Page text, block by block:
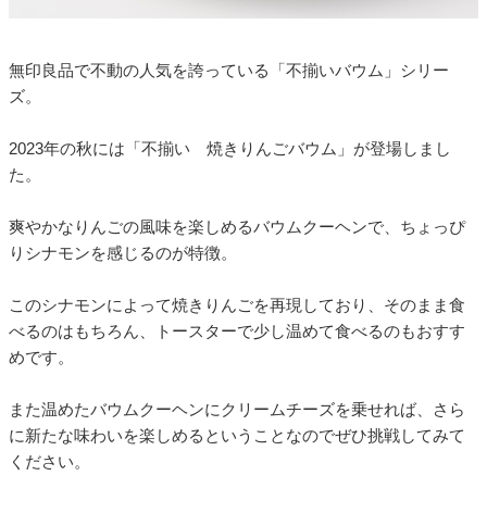
無印良品で不動の人気を誇っている「不揃いバウム」シリー
ズ。
2023年の秋には「不揃い 焼きりんごバウム」が登場しまし
た。
爽やかなりんごの風味を楽しめるバウムクーヘンで、ちょっぴ
りシナモンを感じるのが特徴。
このシナモンによって焼きりんごを再現しており、そのまま食
べるのはもちろん、トースターで少し温めて食べるのもおすす
めです。
また温めたバウムクーヘンにクリームチーズを乗せれば、さら
に新たな味わいを楽しめるということなのでぜひ挑戦してみて
ください。